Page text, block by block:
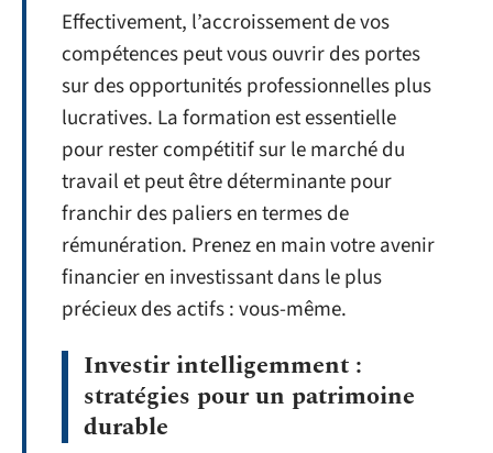
Effectivement, l’accroissement de vos
compétences peut vous ouvrir des portes
sur des opportunités professionnelles plus
lucratives. La formation est essentielle
pour rester compétitif sur le marché du
travail et peut être déterminante pour
franchir des paliers en termes de
rémunération. Prenez en main votre avenir
financier en investissant dans le plus
précieux des actifs : vous-même.
Investir intelligemment :
stratégies pour un patrimoine
durable